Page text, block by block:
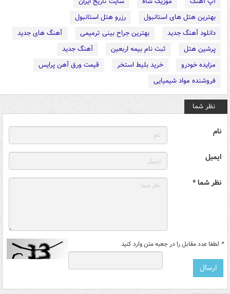
بهترین هتل های استانبول
رزرو هتل استانبول
دانلود آهنگ جدید
بهترین جراح بینی ترمیمی
آهنگ های جدید
پرشین هتل
ثبت نام بیمه اربعین
آهنگ جدید
مزایده خودرو
خرید بلیط استخر
قیمت ورق آهن پرایس
فروشنده مواد شیمیایی
نظر شما
نام
ایمیل
نظر شما *
* لطفا عدد مقابل را در جعبه متن وارد کنید